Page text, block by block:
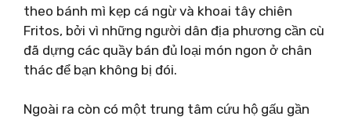
theo bánh mì kẹp cá ngừ và khoai tây chiên
Fritos, bởi vì những người dân địa phương cần cù
đã dựng các quầy bán đủ loại món ngon ở chân
thác để bạn không bị đói.
Ngoài ra còn có một trung tâm cứu hộ gấu gần